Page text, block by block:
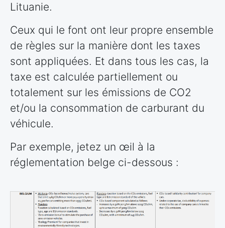
Lituanie.
Ceux qui le font ont leur propre ensemble
de règles sur la manière dont les taxes
sont appliquées. Et dans tous les cas, la
taxe est calculée partiellement ou
totalement sur les émissions de CO2
et/ou la consommation de carburant du
véhicule.
Par exemple, jetez un œil à la
réglementation belge ci-dessous :